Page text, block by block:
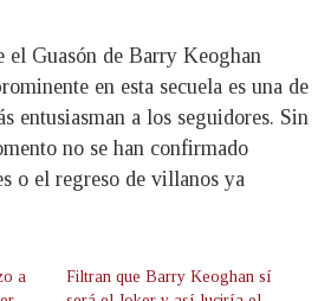
el Guasón de Barry Keoghan
en esta secuela es una de
entusiasman a los seguidores. Sin
no se han confirmado
o el regreso de villanos ya
a
Filtran que Barry Keoghan sí